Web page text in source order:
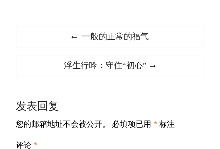
Previous
一般的正常的福气
Next
浮生行吟：守住“初心”
发表回复
您的邮箱地址不会被公开。 必填项已用 * 标注
评论 *